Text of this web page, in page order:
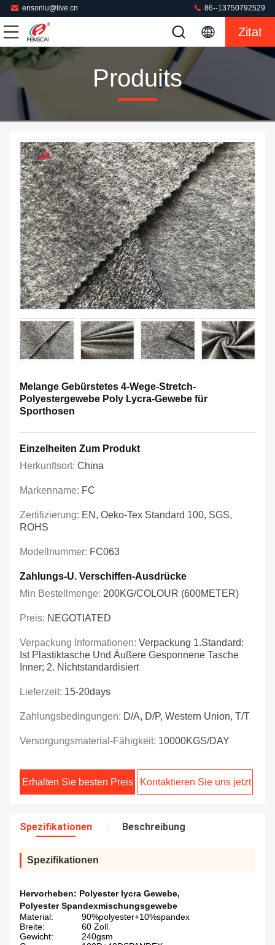
ensonlu@live.cn 86--13750792529
Zitat
Produits
Melange Gebürstetes 4-Wege-Stretch-
Polyestergewebe Poly Lycra-Gewebe für
Sporthosen
Einzelheiten Zum Produkt
Herkunftsort: China
Markenname: FC
Zertifizierung: EN, Oeko-Tex Standard 100, SGS,
ROHS
Modellnummer: FC063
Zahlungs-U. Verschiffen-Ausdrücke
Min Bestellmenge: 200KG/COLOUR (600METER)
Preis: NEGOTIATED
Verpackung Informationen: Verpackung 1.Standard:
Ist Plastiktasche Und Äußere Gesponnene Tasche
Inner; 2. Nichtstandardisiert
Lieferzeit: 15-20days
Zahlungsbedingungen: D/A, D/P, Western Union, T/T
Versorgungsmaterial-Fähigkeit: 10000KGS/DAY
Erhalten Sie besten Preis Kontaktieren Sie uns jetzt
Spezifikationen Beschreibung
Spezifikationen
Hervorheben: Polyester lycra Gewebe,
Polyester Spandexmischungsgewebe
Material:
90%polyester+10%spandex
Breite:
60 Zoll
Gewicht:
240gsm